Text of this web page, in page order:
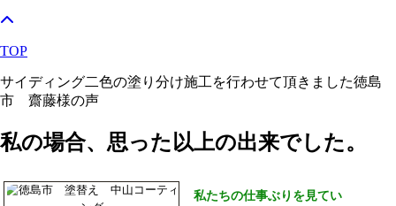
TOP
サイディング二色の塗り分け施工を行わせて頂きました徳島
市 齋藤様の声
私の場合、思った以上の出来でした。
私たちの仕事ぶりを見てい